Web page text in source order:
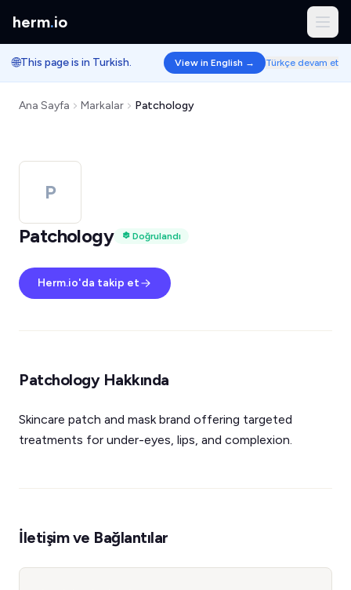
herm.io
🌐This page is in Turkish. View in English → Türkçe devam et
Ana Sayfa Markalar Patchology
P
Patchology
Doğrulandı
Herm.io'da takip et
Patchology Hakkında
Skincare patch and mask brand offering targeted
treatments for under-eyes, lips, and complexion.
İletişim ve Bağlantılar